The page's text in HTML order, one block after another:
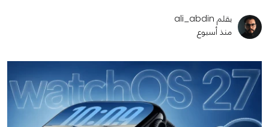
بقلم ali_abdin
منذ أسبوع